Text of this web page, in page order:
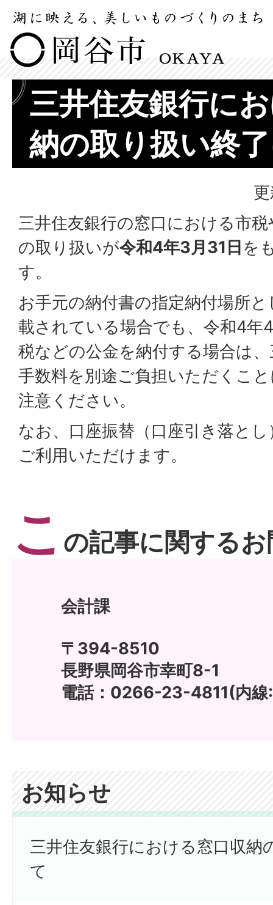
三井住友銀行に
納の取り扱い終
三井住友銀行の窓口における市
の取り扱いが令和4年3月31日 を
す。
お手元の納付書の指定納付場所
載されている場合でも、令和4年
税などの公金を納付する場合は
手数料を別途ご負担いただくこ
注意ください。
なお、口座振替（口座引き落と
ご利用いただけます。
こ の記事に関する
会計課
〒394-8510
長野県岡谷市幸町8-1
電話：0266-23-4811(内線
お知らせ
三井住友銀行における窓口収納
て